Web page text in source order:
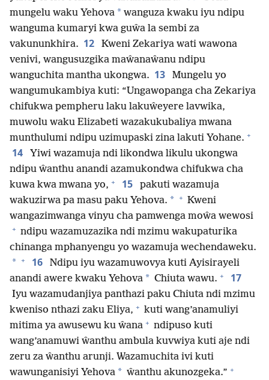
mungelu waku Yehova * wanguza kwaku iyu ndipu
wanguma kumaryi kwa guŵa la sembi za
vakununkhira. 12
Kweni Zekariya wati wawona
venivi, wangusuzgika maŵanaŵanu ndipu
wanguchita mantha ukongwa. 13
Mungelu yo
wangumukambiya kuti: “Ungawopanga cha Zekariya
chifukwa pempheru laku lakuŵeyere lavwika,
muwolu waku Elizabeti wazakukubaliya mwana
munthulumi ndipu uzimupaski zina lakuti Yohane. +
14
Yiwi wazamuja ndi likondwa likulu ukongwa
ndipu ŵanthu anandi azamukondwa chifukwa cha
kuwa kwa mwana yo, + 15
pakuti wazamuja
wakuzirwa pa masu paku Yehova. * + Kweni
wangazimwanga vinyu cha pamwenga moŵa wewosi
+ ndipu wazamuzazika ndi mzimu wakupaturika
chinanga mphanyengu yo wazamuja wechendaweku.
* + 16
Ndipu iyu wazamuwovya kuti Ayisirayeli
anandi awere kwaku Yehova * Chiuta wawu. + 17
Iyu wazamudanjiya panthazi paku Chiuta ndi mzimu
kweniso nthazi zaku Eliya, + kuti wang’anamuliyi
mitima ya awusewu ku ŵana + ndipuso kuti
wang’anamuwi ŵanthu ambula kuvwiya kuti aje ndi
zeru za ŵanthu arunji. Wazamuchita ivi kuti
wawunganisiyi Yehova * ŵanthu akunozgeka.” +